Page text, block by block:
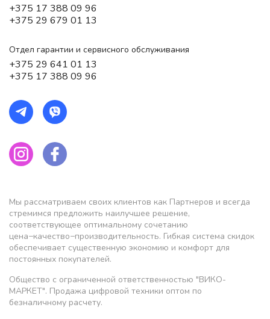
+375 17 388 09 96
+375 29 679 01 13
Отдел гарантии и сервисного обслуживания
+375 29 641 01 13
+375 17 388 09 96
Мы рассматриваем своих клиентов как Партнеров и всегда
стремимся предложить наилучшее решение,
соответствующее оптимальному сочетанию
цена−качество−производительность. Гибкая система скидок
обеспечивает существенную экономию и комфорт для
постоянных покупателей.
Общество с ограниченной ответственностью "ВИКО-
МАРКЕТ". Продажа цифровой техники оптом по
безналичному расчету.